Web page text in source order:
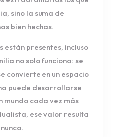
sino la suma de
bien hechas.
están presentes, incluso
no solo funciona: se
convierte en un espacio
puede desarrollarse
mundo cada vez más
ese valor resulta